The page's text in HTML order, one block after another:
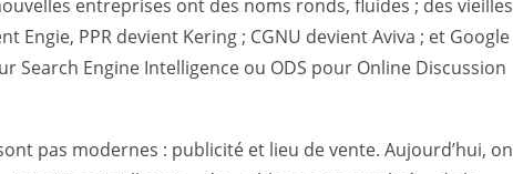
entreprises ont des noms ronds, fluides ; des vieilles
Engie, PPR devient Kering ; CGNU devient Aviva ; et Google
Search Engine Intelligence ou ODS pour Online Discussion
pas modernes : publicité et lieu de vente. Aujourd’hui, on